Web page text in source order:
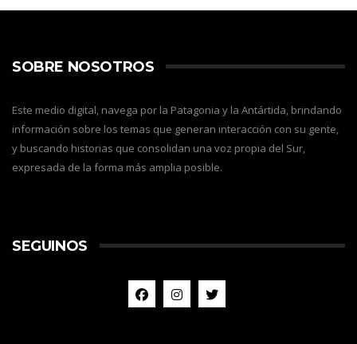
SOBRE NOSOTROS
Este medio digital, navega por la Patagonia y la Antártida, brindando
información sobre los temas que generan interacción con su gente,
y buscando historias que consolidan una voz propia del Sur,
expresada de la forma más amplia posible.
SEGUINOS